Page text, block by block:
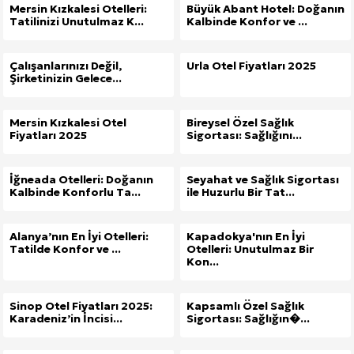
Mersin Kızkalesi Otelleri:
Tatilinizi Unutulmaz K...
Büyük Abant Hotel: Doğanın
Kalbinde Konfor ve ...
Çalışanlarınızı Değil,
Şirketinizin Gelece...
Urla Otel Fiyatları 2025
Mersin Kızkalesi Otel
Fiyatları 2025
Bireysel Özel Sağlık
Sigortası: Sağlığını...
İğneada Otelleri: Doğanın
Kalbinde Konforlu Ta...
Seyahat ve Sağlık Sigortası
ile Huzurlu Bir Tat...
Alanya’nın En İyi Otelleri:
Tatilde Konfor ve ...
Kapadokya'nın En İyi
Otelleri: Unutulmaz Bir
Kon...
Sinop Otel Fiyatları 2025:
Karadeniz’in İncisi...
Kapsamlı Özel Sağlık
Sigortası: Sağlığın�...